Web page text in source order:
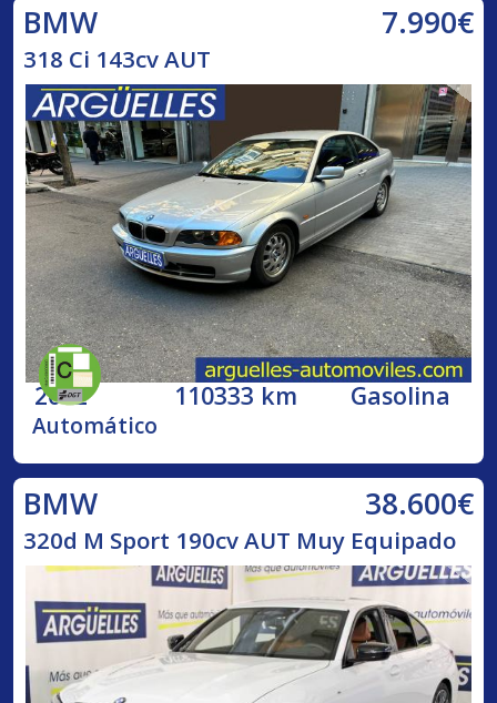
BMW 7.990€
318 Ci 143cv AUT
2002 110333 km Gasolina
Automático
BMW 38.600€
320d M Sport 190cv AUT Muy Equipado